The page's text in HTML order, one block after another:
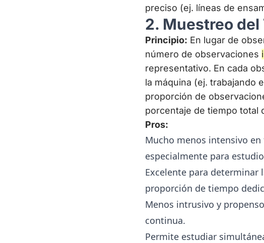
preciso (ej. líneas de
2. Muestreo del
Principio: En lugar de
número de observaciones
representativo. En cada
la máquina (ej. trabajando
proporción de
porcentaje de tiempo total
Pros:
Mucho menos intensivo
especialmente para
Excelente para determinar
proporción de tiempo
Menos intrusivo y
continua.
Permite estudiar